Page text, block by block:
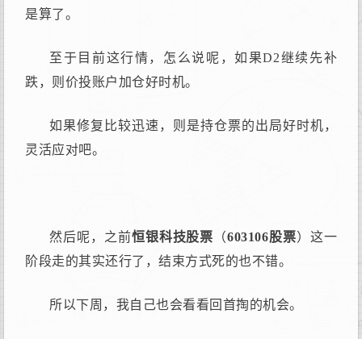
是算了。
至于目前这行情，怎么说呢，如果D2继续先补
跌，则价投账户加仓好时机。
如果修复比较迅速，则是持仓票的出局好时机，
灵活应对吧。
然后呢，之前恒银科技股票 （603106股票）这一
阶段走的其实还行了，结束方式死的也不错。
所以下周，我自己也会看看回首掏的机会。